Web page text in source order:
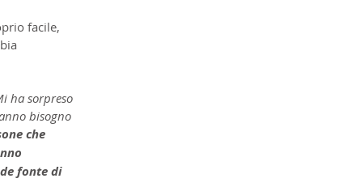
facile,
ha sorpreso
bisogno
che
fonte di